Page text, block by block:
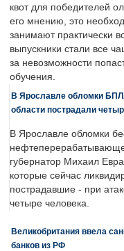
квот для победителей
его мнению, это
занимают практически
выпускники стали все
за невозможности
обучения.
В Ярославле обломки
области пострадали
В Ярославле обломки
губернатор Михаил
которые сейчас
пострадавшие - при
четыре человека.
Великобритания ввела
банков из РФ